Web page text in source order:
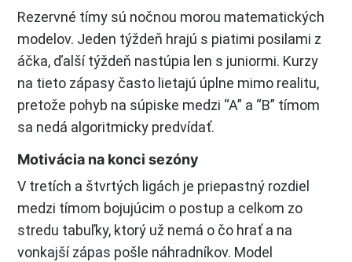
Rezervné tímy sú nočnou morou matematických
modelov. Jeden týždeň hrajú s piatimi posilami z
áčka, ďalší týždeň nastúpia len s juniormi. Kurzy
na tieto zápasy často lietajú úplne mimo realitu,
pretože pohyb na súpiske medzi “A” a “B” tímom
sa nedá algoritmicky predvídať.
Motivácia na konci sezóny
V tretích a štvrtých ligách je priepastný rozdiel
medzi tímom bojujúcim o postup a celkom zo
stredu tabuľky, ktorý už nemá o čo hrať a na
vonkajší zápas pošle náhradníkov. Model